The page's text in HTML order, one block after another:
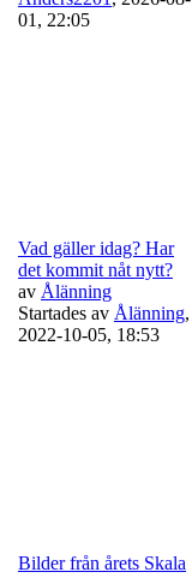
01, 22:05
Vad gäller idag? Har
det kommit nåt nytt?
av Ålänning
Startades av Ålänning,
2022-10-05, 18:53
Bilder från årets Skala